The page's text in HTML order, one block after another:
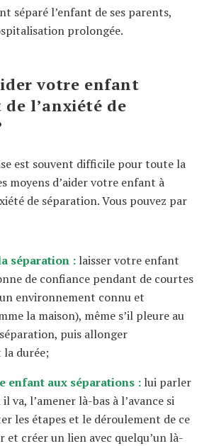
séparé l’enfant de ses parents,
prolongée.
votre enfant
l’anxiété de
est souvent difficile pour toute la
moyens d’aider votre enfant à
de séparation. Vous pouvez par
séparation : laisser votre enfant
de confiance pendant de courtes
environnement connu et
la maison), même s’il pleure au
puis allonger
durée;
enfant aux séparations : lui parler
va, l’amener là-bas à l’avance si
les étapes et le déroulement de ce
et créer un lien avec quelqu’un là-